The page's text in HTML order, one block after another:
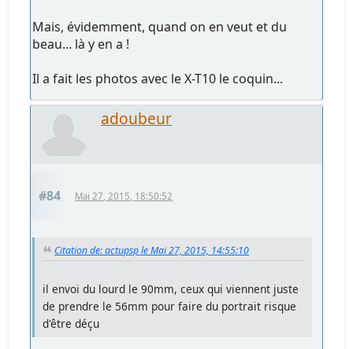
Mais, évidemment, quand on en veut et du
beau... là y en a !
Il a fait les photos avec le X-T10 le coquin...
adoubeur
#84 Mai 27, 2015, 18:50:52
Citation de: actupsp le Mai 27, 2015, 14:55:10
il envoi du lourd le 90mm, ceux qui viennent juste
de prendre le 56mm pour faire du portrait risque
d'être déçu